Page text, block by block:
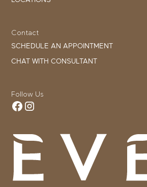
Contact
SCHEDULE AN APPOINTMENT
CHAT WITH CONSULTANT
Follow Us